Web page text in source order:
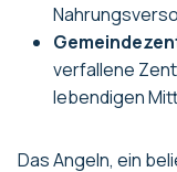
verfallene
lebendigen
Das Angeln, ein